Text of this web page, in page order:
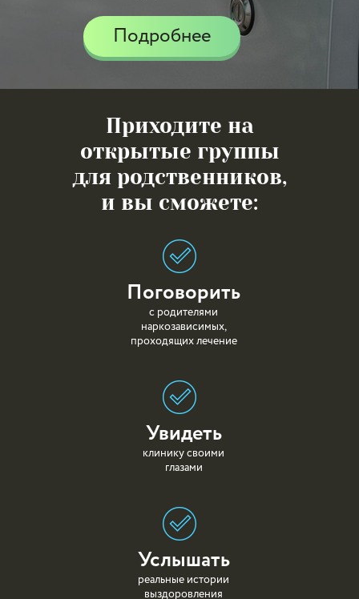
Подробнее
Приходите на
открытые группы
для родственников,
и вы сможете:
Поговорить
с родителями
наркозависимых,
проходящих лечение
Увидеть
клинику своими
глазами
Услышать
реальные истории
выздоровления